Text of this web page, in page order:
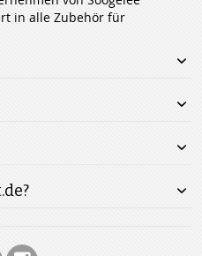
in alle Zubehör für